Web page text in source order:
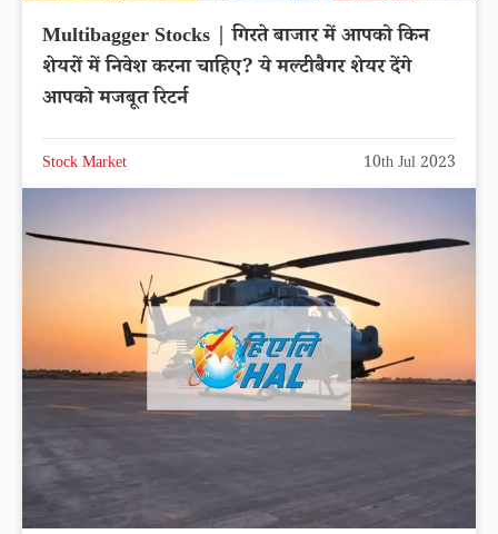
Multibagger Stocks | गिरते बाजार में आपको किन
शेयरों में निवेश करना चाहिए? ये मल्टीबैगर शेयर देंगे
आपको मजबूत रिटर्न
Stock Market 10th Jul 2023